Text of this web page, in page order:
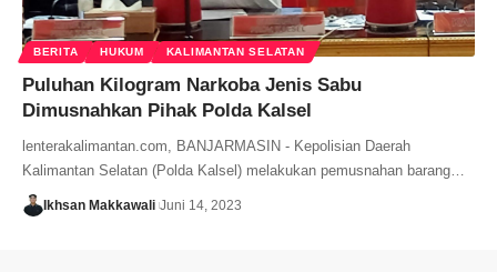
BERITA HUKUM KALIMANTAN SELATAN
Puluhan Kilogram Narkoba Jenis Sabu
Dimusnahkan Pihak Polda Kalsel
lenterakalimantan.com, BANJARMASIN - Kepolisian Daerah
Kalimantan Selatan (Polda Kalsel) melakukan pemusnahan barang…
Ikhsan Makkawali Juni 14, 2023